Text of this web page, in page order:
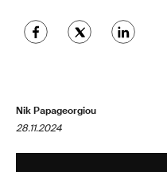
Nik Papageorgiou
28.11.2024